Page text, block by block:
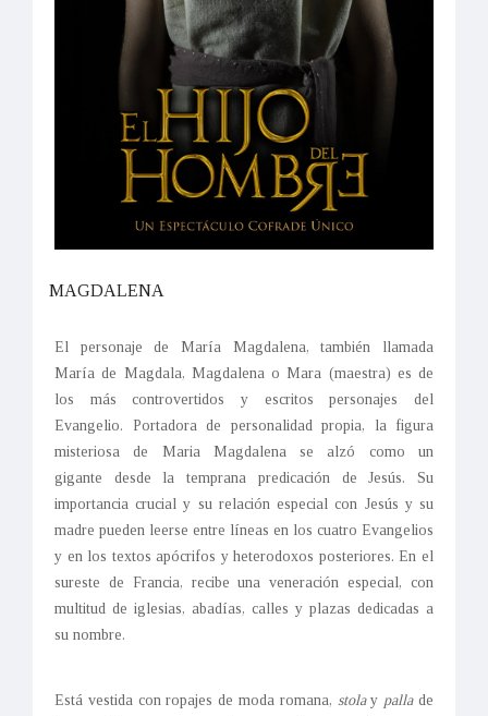
MAGDALENA
El personaje de María Magdalena, también llamada
María de Magdala, Magdalena o Mara (maestra) es de
los más controvertidos y escritos personajes del
Evangelio. Portadora de personalidad propia, la figura
misteriosa de Maria Magdalena se alzó como un
gigante desde la temprana predicación de Jesús. Su
importancia crucial y su relación especial con Jesús y su
madre pueden leerse entre líneas en los cuatro Evangelios
y en los textos apócrifos y heterodoxos posteriores. En el
sureste de Francia, recibe una veneración especial, con
multitud de iglesias, abadías, calles y plazas dedicadas a
su nombre.
Está vestida con ropajes de moda romana, stolay pallade